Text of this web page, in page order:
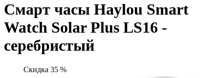
Смарт часы Haylou Smart
Watch Solar Plus LS16 -
серебристый
Скидка 35 %